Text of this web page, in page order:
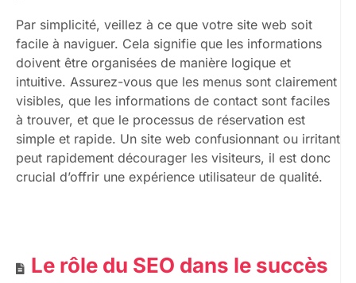
Par simplicité, veillez à ce que votre site web soit
facile à naviguer. Cela signifie que les informations
doivent être organisées de manière logique et
intuitive. Assurez-vous que les menus sont clairement
visibles, que les informations de contact sont faciles
à trouver, et que le processus de réservation est
simple et rapide. Un site web confusionnant ou irritant
peut rapidement décourager les visiteurs, il est donc
crucial d’offrir une expérience utilisateur de qualité.
Le rôle du SEO dans le succès